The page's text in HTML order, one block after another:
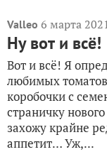
Valleo 6 марта
Ну вот и всё!
Вот и всё! Я
любимых томатов
коробочки с
страничку
захожу крайне
аппетит… Уж,...